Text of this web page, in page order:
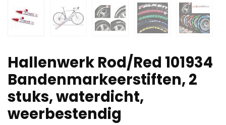
Hallenwerk Rod/Red 101934
Bandenmarkeerstiften, 2
stuks, waterdicht,
weerbestendig